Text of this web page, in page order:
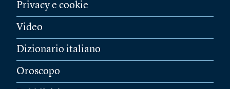
Privacy e cookie
Video
Dizionario italiano
Oroscopo